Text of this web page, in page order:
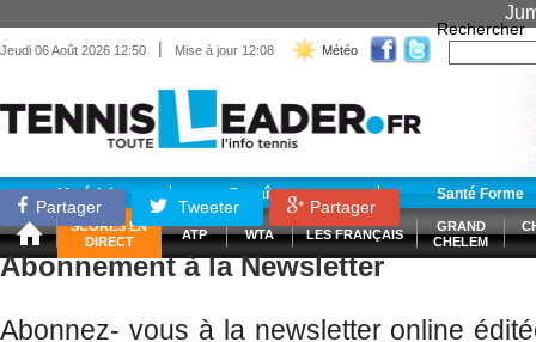
Jeudi 06 Août 2026 12:50 | Mise à jour 12:08 Météo
Rechercher
Matériel Entraînement Santé Forme
SCORES EN
DIRECT
ATP WTA LES FRANÇAIS
GRAND
CHELEM
Partager Tweeter Partager
Abonnement à la Newsletter
Abonnez- vous à la newsletter online